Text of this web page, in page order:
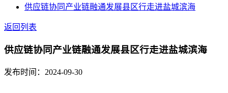
供应链协同产业链融通发展县区行走进盐城滨海
返回列表
供应链协同产业链融通发展县区行走进盐城滨海
发布时间：2024-09-30